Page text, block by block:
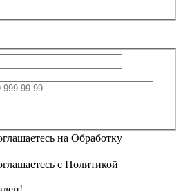
на Обработку
с Политикой